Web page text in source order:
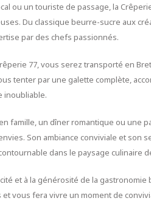
ou un touriste de passage, la
Du classique beurre-sucre aux
par des chefs passionnés.
77, vous serez transporté en
tenter par une galette complète,
inoubliable.
famille, un dîner romantique ou une
Son ambiance conviviale et son
dans le paysage culinaire
et à la générosité de la
et vous fera vivre un moment de